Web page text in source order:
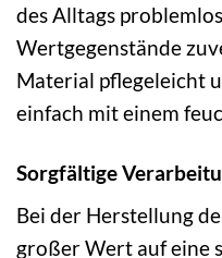
des Alltags
Wertgegenstände
Material pflegeleicht
einfach mit einem
Sorgfältige
Bei der Herstellung
großer Wert auf eine